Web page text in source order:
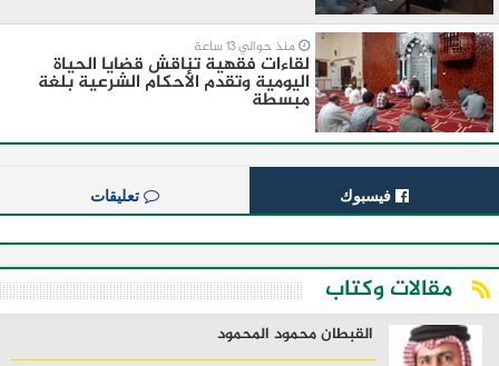
منذ حوالي 13 ساعة
لقاءات فقهية تناقش قضايا الحياة
اليومية وتقدم الأحكام الشرعية بلغة
مبسطة
فيسبوك تعليقات
مقالات وكتاب
القبطان محمود المحمود